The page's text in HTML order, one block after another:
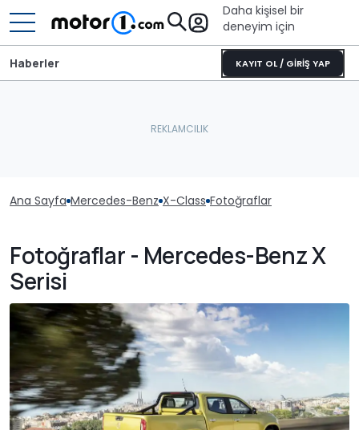
Daha kişisel bir
deneyim için
KAYIT OL / GİRİŞ YAP
Haberler
Ana Sayfa Mercedes-Benz X-Class Fotoğraflar
Fotoğraflar - Mercedes-Benz X
Serisi